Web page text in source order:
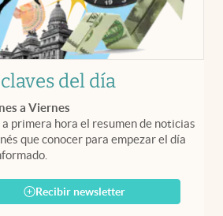
del día
a Viernes
a primera hora el resumen de noticias
que conocer para empezar el día
Recibir newsletter